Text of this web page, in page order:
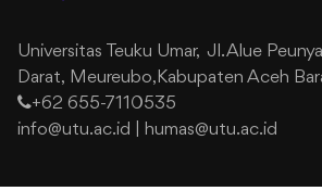
Universitas Teuku Umar, Jl. Alue
Darat, Meureubo,Kabupaten Aceh
+62 655-7110535
info@utu.ac.id
humas@utu.ac.id